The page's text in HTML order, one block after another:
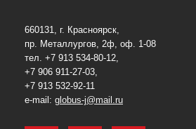
660131, г. Красноярск,
пр. Металлургов, 2ф, оф. 1-08
тел. +7 913 534-80-12,
+7 906 911-27-03,
+7 913 532-92-11
e-mail: globus-j@mail.ru